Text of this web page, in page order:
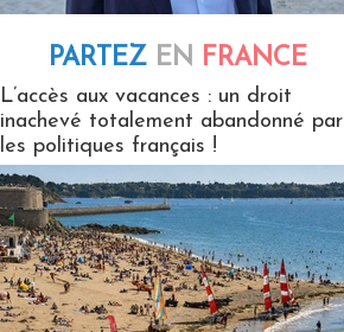
PARTEZ EN FRANCE
L’accès aux vacances : un droit
inachevé totalement abandonné par
les politiques français !